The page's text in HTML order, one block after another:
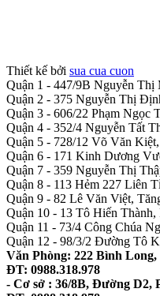
Thiết kế bởi sua cua cuon
Quận 1 - 447/9B Nguyễn
Quận 2 - 375 Nguyễn Thị
Quận 3 - 606/22 Phạm Ngọc
Quận 4 - 352/4 Nguyễn Tất
Quận 5 - 728/12 Võ Văn Kiệt,
Quận 6 - 171 Kinh Dương
Quận 7 - 359 Nguyễn Thị
Quận 8 - 113 Hẻm 227 Liên
Quận 9 - 82 Lê Văn Việt,
Quận 10 - 13 Tô Hiến Thành,
Quận 11 - 73/4 Công Chúa
Quận 12 - 98/3/2 Đường Tô
Văn Phòng: 222 Bình
ĐT: 0988.318.978
- Cơ sở : 36/8B, Đường D2,